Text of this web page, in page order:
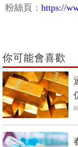
粉絲頁： https://
你可能會喜歡